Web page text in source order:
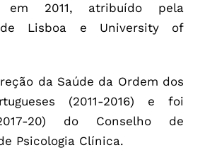
em 2011, atribuído pela
de Lisboa e University of
da Saúde da Ordem dos
(2011-2016) e foi
20) do Conselho de
Psicologia Clínica.